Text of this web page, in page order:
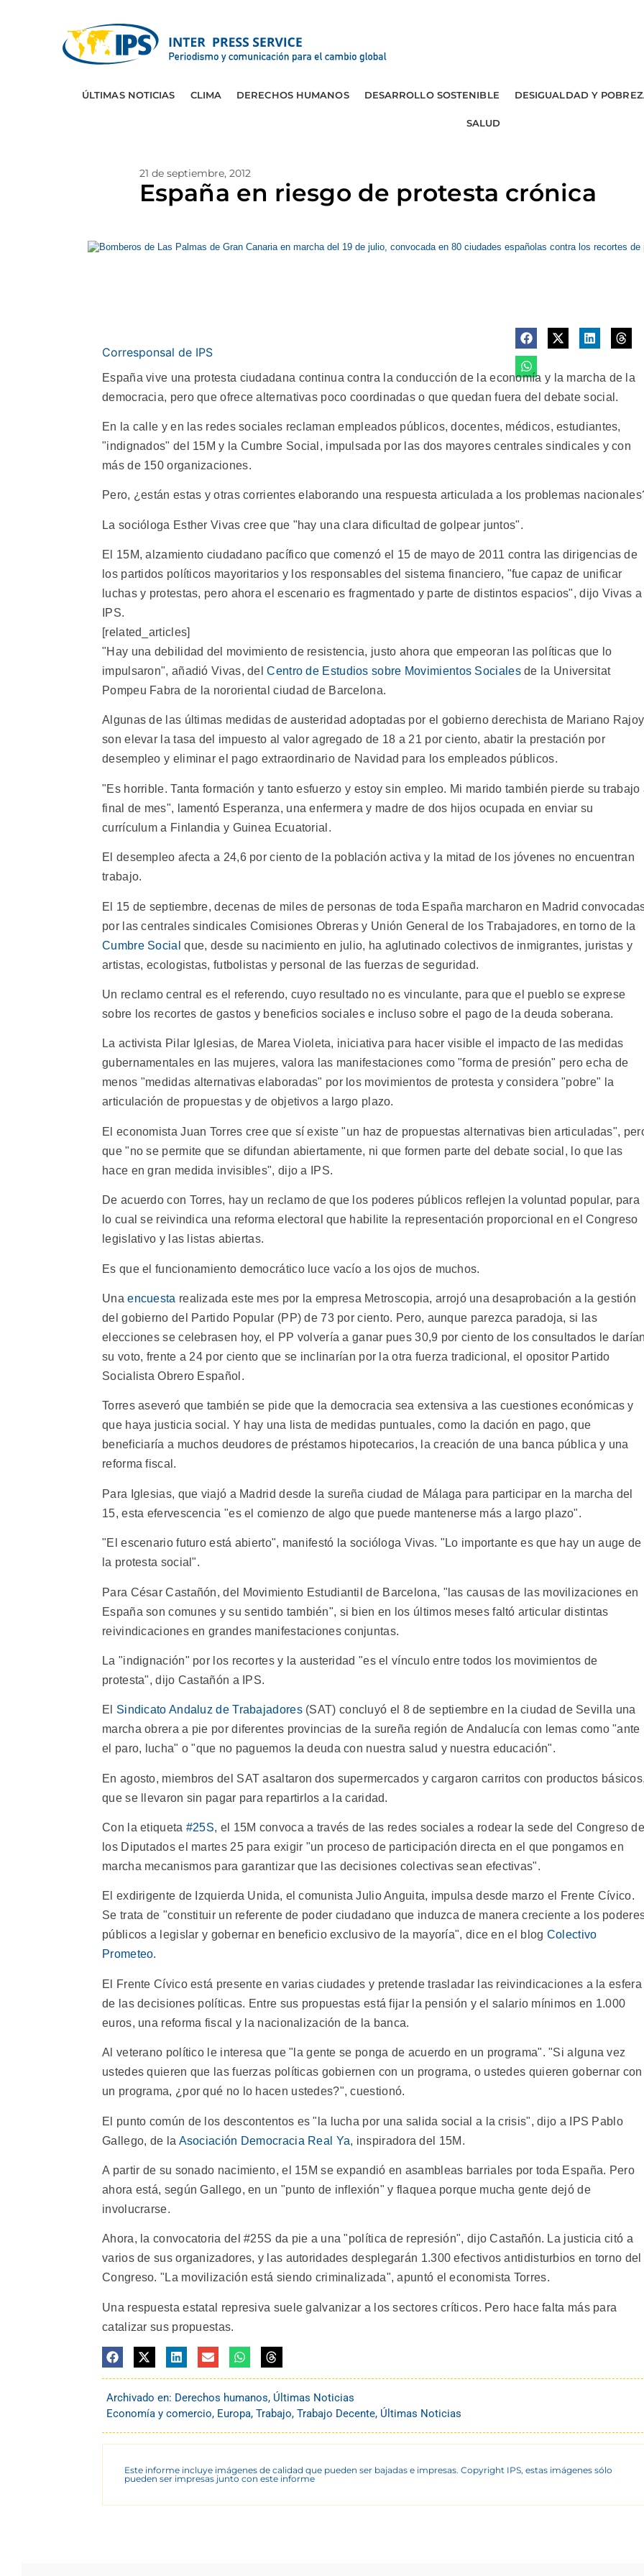
ÚLTIMAS NOTICIAS CLIMA DERECHOS HUMANOS DESARROLLO SOSTENIBLE DESIGUALDAD Y
SALUD
21 de septiembre, 2012
España en riesgo de protesta crónica
Corresponsal de IPS
España vive una protesta ciudadana continua contra la conducción de la economía y la marcha de la
democracia, pero que ofrece alternativas poco coordinadas o que quedan fuera del debate social.
En la calle y en las redes sociales reclaman empleados públicos, docentes, médicos, estudiantes,
"indignados" del 15M y la Cumbre Social, impulsada por las dos mayores centrales sindicales y con
más de 150 organizaciones.
Pero, ¿están estas y otras corrientes elaborando una respuesta articulada a los problemas
La socióloga Esther Vivas cree que "hay una clara dificultad de golpear juntos".
El 15M, alzamiento ciudadano pacífico que comenzó el 15 de mayo de 2011 contra las dirigencias de
los partidos políticos mayoritarios y los responsables del sistema financiero, "fue capaz de unificar
luchas y protestas, pero ahora el escenario es fragmentado y parte de distintos espacios", dijo Vivas a
IPS.
[related_articles]
"Hay una debilidad del movimiento de resistencia, justo ahora que empeoran las políticas que lo
impulsaron", añadió Vivas, delCentro de Estudios sobre Movimientos Socialesde la Universitat
Pompeu Fabra de la nororiental ciudad de Barcelona.
Algunas de las últimas medidas de austeridad adoptadas por el gobierno derechista de Mariano Rajoy
son elevar la tasa del impuesto al valor agregado de 18 a 21 por ciento, abatir la prestación por
desempleo y eliminar el pago extraordinario de Navidad para los empleados públicos.
"Es horrible. Tanta formación y tanto esfuerzo y estoy sin empleo. Mi marido también pierde su trabajo
final de mes", lamentó Esperanza, una enfermera y madre de dos hijos ocupada en enviar su
currículum a Finlandia y Guinea Ecuatorial.
El desempleo afecta a 24,6 por ciento de la población activa y la mitad de los jóvenes no encuentran
trabajo.
El 15 de septiembre, decenas de miles de personas de toda España marcharon en Madrid
por las centrales sindicales Comisiones Obreras y Unión General de los Trabajadores, en torno de la
Cumbre Social que, desde su nacimiento en julio, ha aglutinado colectivos de inmigrantes, juristas y
artistas, ecologistas, futbolistas y personal de las fuerzas de seguridad.
Un reclamo central es el referendo, cuyo resultado no es vinculante, para que el pueblo se exprese
sobre los recortes de gastos y beneficios sociales e incluso sobre el pago de la deuda soberana.
La activista Pilar Iglesias, de Marea Violeta, iniciativa para hacer visible el impacto de las medidas
gubernamentales en las mujeres, valora las manifestaciones como "forma de presión" pero echa de
menos "medidas alternativas elaboradas" por los movimientos de protesta y considera "pobre" la
articulación de propuestas y de objetivos a largo plazo.
El economista Juan Torres cree que sí existe "un haz de propuestas alternativas bien articuladas",
que "no se permite que se difundan abiertamente, ni que formen parte del debate social, lo que las
hace en gran medida invisibles", dijo a IPS.
De acuerdo con Torres, hay un reclamo de que los poderes públicos reflejen la voluntad popular, para
lo cual se reivindica una reforma electoral que habilite la representación proporcional en el Congreso
legislativo y las listas abiertas.
Es que el funcionamiento democrático luce vacío a los ojos de muchos.
Unaencuesta realizada este mes por la empresa Metroscopia, arrojó una desaprobación a la gestión
del gobierno del Partido Popular (PP) de 73 por ciento. Pero, aunque parezca paradoja, si las
elecciones se celebrasen hoy, el PP volvería a ganar pues 30,9 por ciento de los consultados le
su voto, frente a 24 por ciento que se inclinarían por la otra fuerza tradicional, el opositor Partido
Socialista Obrero Español.
Torres aseveró que también se pide que la democracia sea extensiva a las cuestiones económicas y
que haya justicia social. Y hay una lista de medidas puntuales, como la dación en pago, que
beneficiaría a muchos deudores de préstamos hipotecarios, la creación de una banca pública y una
reforma fiscal.
Para Iglesias, que viajó a Madrid desde la sureña ciudad de Málaga para participar en la marcha del
15, esta efervescencia "es el comienzo de algo que puede mantenerse más a largo plazo".
"El escenario futuro está abierto", manifestó la socióloga Vivas. "Lo importante es que hay un auge de
la protesta social".
Para César Castañón, del Movimiento Estudiantil de Barcelona, "las causas de las movilizaciones en
España son comunes y su sentido también", si bien en los últimos meses faltó articular distintas
reivindicaciones en grandes manifestaciones conjuntas.
La "indignación" por los recortes y la austeridad "es el vínculo entre todos los movimientos de
protesta", dijo Castañón a IPS.
El Sindicato Andaluz de Trabajadores(SAT) concluyó el 8 de septiembre en la ciudad de Sevilla una
marcha obrera a pie por diferentes provincias de la sureña región de Andalucía con lemas como "ante
el paro, lucha" o "que no paguemos la deuda con nuestra salud y nuestra educación".
En agosto, miembros del SAT asaltaron dos supermercados y cargaron carritos con productos
que se llevaron sin pagar para repartirlos a la caridad.
Con la etiqueta #25S, el 15M convoca a través de las redes sociales a rodear la sede del Congreso
los Diputados el martes 25 para exigir "un proceso de participación directa en el que pongamos en
marcha mecanismos para garantizar que las decisiones colectivas sean efectivas".
El exdirigente de Izquierda Unida, el comunista Julio Anguita, impulsa desde marzo el Frente Cívico.
Se trata de "constituir un referente de poder ciudadano que induzca de manera creciente a los
públicos a legislar y gobernar en beneficio exclusivo de la mayoría", dice en el blog Colectivo
Prometeo.
El Frente Cívico está presente en varias ciudades y pretende trasladar las reivindicaciones a la esfera
de las decisiones políticas. Entre sus propuestas está fijar la pensión y el salario mínimos en 1.000
euros, una reforma fiscal y la nacionalización de la banca.
Al veterano político le interesa que "la gente se ponga de acuerdo en un programa". "Si alguna vez
ustedes quieren que las fuerzas políticas gobiernen con un programa, o ustedes quieren gobernar con
un programa, ¿por qué no lo hacen ustedes?", cuestionó.
El punto común de los descontentos es "la lucha por una salida social a la crisis", dijo a IPS Pablo
Gallego, de la Asociación Democracia Real Ya, inspiradora del 15M.
A partir de su sonado nacimiento, el 15M se expandió en asambleas barriales por toda España. Pero
ahora está, según Gallego, en un "punto de inflexión" y flaquea porque mucha gente dejó de
involucrarse.
Ahora, la convocatoria del #25S da pie a una "política de represión", dijo Castañón. La justicia citó a
varios de sus organizadores, y las autoridades desplegarán 1.300 efectivos antidisturbios en torno del
Congreso. "La movilización está siendo criminalizada", apuntó el economista Torres.
Una respuesta estatal represiva suele galvanizar a los sectores críticos. Pero hace falta más para
catalizar sus propuestas.
Archivado en: Derechos humanos, Últimas Noticias
Economía y comercio, Europa, Trabajo, Trabajo Decente, Últimas Noticias
Este informe incluye imágenes de calidad que pueden ser bajadas e impresas. Copyright IPS, estas imágenes sólo
pueden ser impresas junto con este informe